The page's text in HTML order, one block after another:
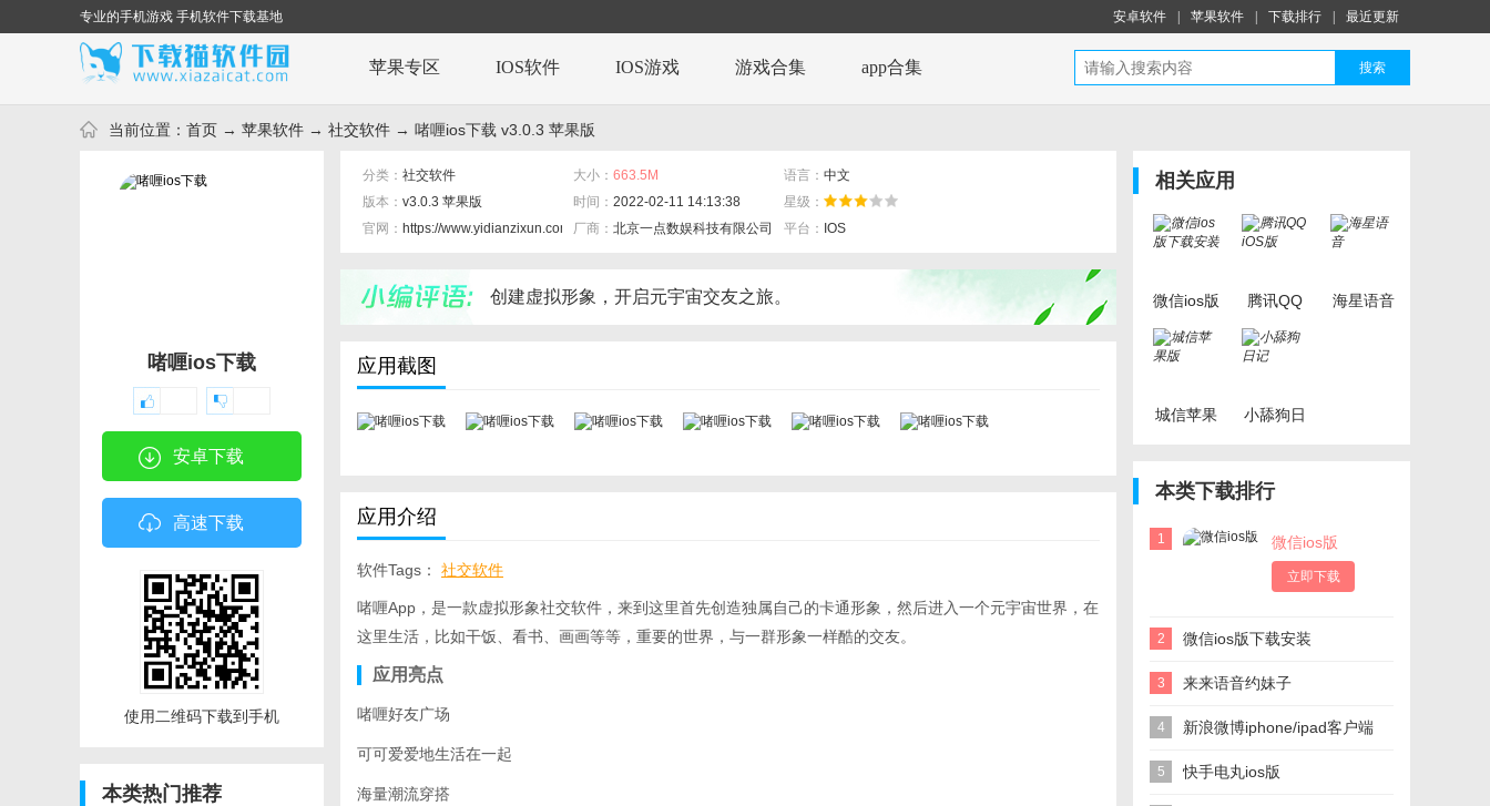
专业的手机游戏 手机软件下载基地 安卓软件 苹果软件 下载排行 最近更新
苹果专区 IOS软件 IOS游戏 游戏合集 app合集 搜索
当前位置： 首页 → 苹果软件 → 社交软件 → 啫喱ios下载 v3.0.3 苹果版
啫喱ios下载
安卓下载
高速下载
使用二维码下载到手机
本类热门推荐
分类： 社交软件 大小： 663.5M 语言： 中文
版本： v3.0.3 苹果版 时间： 2022-02-11 14:13:38
星级：
官网： https://www.yidianzixun.com/ 厂商： 北京一点数娱科技有限公司 平台： IOS
创建虚拟形象，开启元宇宙交友之旅。
应用截图
应用介绍
软件Tags： 社交软件
啫喱App，是一款虚拟形象社交软件，来到这里首先创造独属自己的卡通形象，然后进入一个元宇宙世界，在
这里生活，比如干饭、看书、画画等等，重要的世界，与一群形象一样酷的交友。
应用亮点
啫喱好友广场
可可爱爱地生活在一起
海量潮流穿搭
相关应用
微信ios版
下载安装
腾讯QQ
iOS版
海星语音
城信苹果
小舔狗日
本类下载排行
1 微信ios版
立即下载
2 微信ios版下载安装
3 来来语音约妹子
4 新浪微博iphone/ipad客户端
5 快手电丸ios版